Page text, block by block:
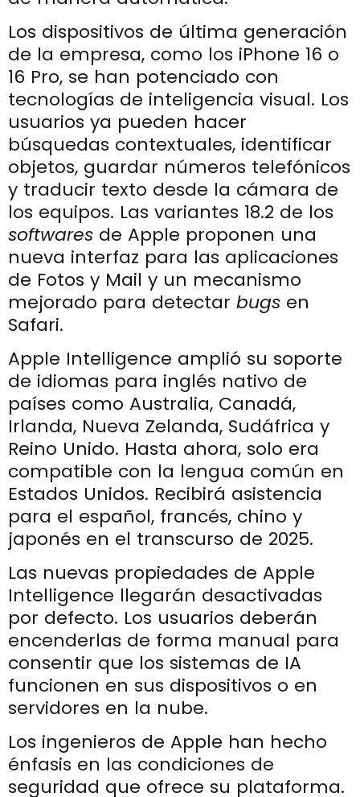
Los dispositivos de última generación
de la empresa, como los iPhone 16 o
16 Pro, se han potenciado con
tecnologías de inteligencia visual. Los
usuarios ya pueden hacer
búsquedas contextuales, identificar
objetos, guardar números telefónicos
y traducir texto desde la cámara de
los equipos. Las variantes 18.2 de los
softwares de Apple proponen una
nueva interfaz para las aplicaciones
de Fotos y Mail y un mecanismo
mejorado para detectar bugs en
Safari.
Apple Intelligence amplió su soporte
de idiomas para inglés nativo de
países como Australia, Canadá,
Irlanda, Nueva Zelanda, Sudáfrica y
Reino Unido. Hasta ahora, solo era
compatible con la lengua común en
Estados Unidos. Recibirá asistencia
para el español, francés, chino y
japonés en el transcurso de 2025.
Las nuevas propiedades de Apple
Intelligence llegarán desactivadas
por defecto. Los usuarios deberán
encenderlas de forma manual para
consentir que los sistemas de IA
funcionen en sus dispositivos o en
servidores en la nube.
Los ingenieros de Apple han hecho
énfasis en las condiciones de
seguridad que ofrece su plataforma.